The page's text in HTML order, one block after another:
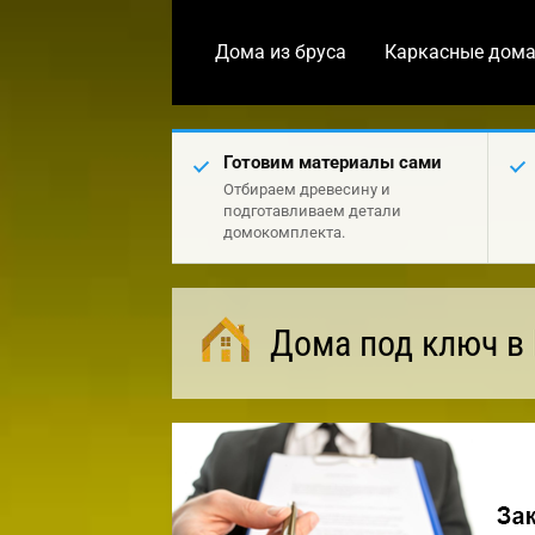
Дома из бруса Каркасные дома
Готовим материалы сами
Отбираем древесину и
подготавливаем детали
домокомплекта.
Дома под ключ в